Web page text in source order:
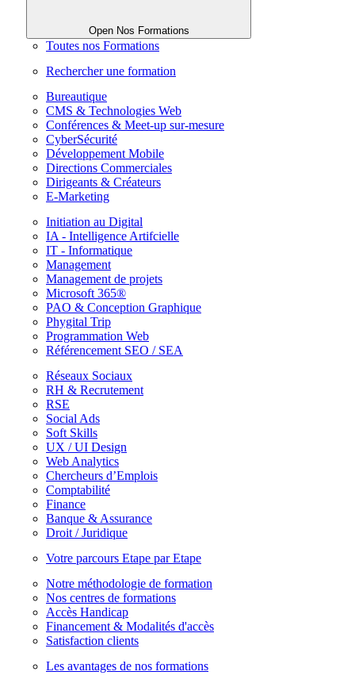
Open Nos Formations
Toutes nos Formations
Rechercher une formation
Bureautique
CMS & Technologies Web
Conférences & Meet-up sur-mesure
CyberSécurité
Développement Mobile
Directions Commerciales
Dirigeants & Créateurs
E-Marketing
Initiation au Digital
IA - Intelligence Artifcielle
IT - Informatique
Management
Management de projets
Microsoft 365®
PAO & Conception Graphique
Phygital Trip
Programmation Web
Référencement SEO / SEA
Réseaux Sociaux
RH & Recrutement
RSE
Social Ads
Soft Skills
UX / UI Design
Web Analytics
Chercheurs d’Emplois
Comptabilité
Finance
Banque & Assurance
Droit / Juridique
Votre parcours Etape par Etape
Notre méthodologie de formation
Nos centres de formations
Accès Handicap
Financement & Modalités d'accès
Satisfaction clients
Les avantages de nos formations